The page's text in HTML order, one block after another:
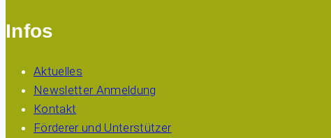
Infos
Aktuelles
Newsletter Anmeldung
Kontakt
Förderer und Unterstützer